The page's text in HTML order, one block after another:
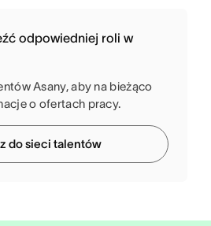
odpowiedniej roli w
Asany, aby na bieżąco
o ofertach pracy.
do sieci talentów